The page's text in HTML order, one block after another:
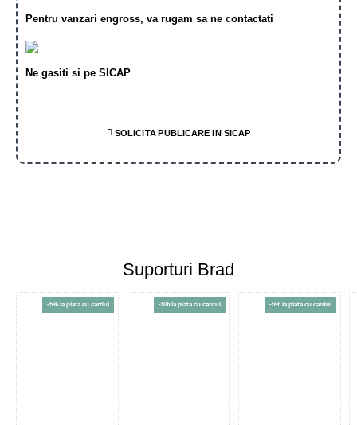
Pentru vanzari engross, va rugam sa ne contactati
Ne gasiti si pe SICAP
SOLICITA PUBLICARE IN SICAP
Suporturi Brad
-5% la plata cu cardul -5% la plata cu cardul -5% la plata cu cardul